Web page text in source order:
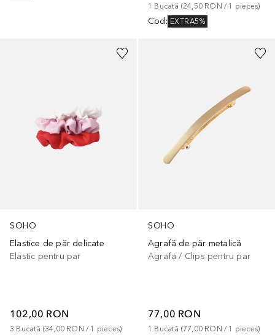
1 Bucată (24,50 RON / 1 pieces)
Cod : EXTRA5%
SOHO
Elastice de păr delicate
Elastic pentru par
102,00 RON
3 Bucată (34,00 RON / 1 pieces)
SOHO
Agrafă de păr metalică
Agrafa / Clips pentru par
77,00 RON
1 Bucată (77,00 RON / 1 pieces)